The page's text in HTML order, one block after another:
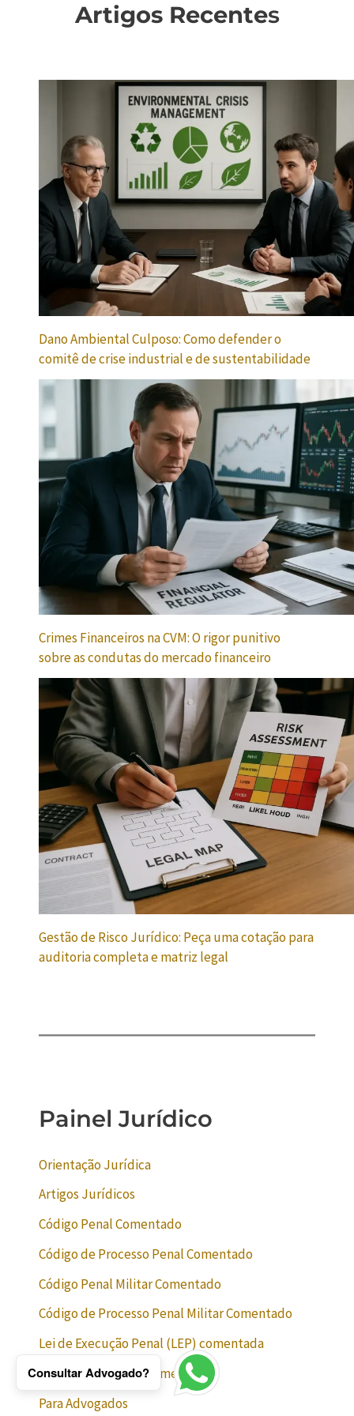
Artigos Recentes
Dano Ambiental Culposo: Como defender o
comitê de crise industrial e de sustentabilidade
Crimes Financeiros na CVM: O rigor punitivo
sobre as condutas do mercado financeiro
Gestão de Risco Jurídico: Peça uma cotação para
auditoria completa e matriz legal
Painel Jurídico
Orientação Jurídica
Artigos Jurídicos
Código Penal Comentado
Código de Processo Penal Comentado
Código Penal Militar Comentado
Código de Processo Penal Militar Comentado
Lei de Execução Penal (LEP) comentada
Lei Maria da Penha Comentada
Para Advogados
Consultar Advogado?